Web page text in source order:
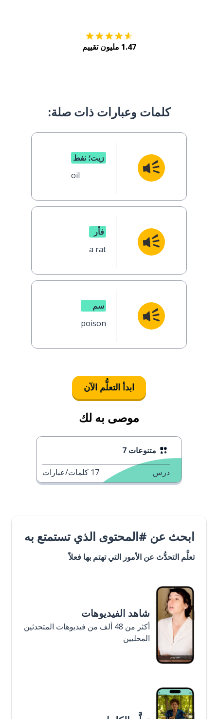
1.47 مليون تقييم
كلمات وعبارات ذات صلة:
زيت؛ نفط
oil
فأر
a rat
سم
poison
ابدأ التعلُّم الآن
موصى به لك
متنوعات 7
درس 17 كلمات/عبارات
ابحث عن #المحتوى الذي تستمتع به
تعلَّم التحدُّث عن الأمور التي تهتم بها فعلاً
شاهد الفيديوهات
أكثر من 48 ألف من فيديوهات المتحدثين
المحليين